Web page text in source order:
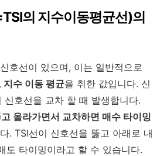
의 지수이동평균선)의
호선이 있으며, 이는 일반적으로
수 이동 평균을 취한 값입니다. 신
신호선을 교차 할 때 발생합니다.
올라가면서 교차하면 매수 타이밍
. TSI선이 신호선을 뚫고 아래로 내
도 타이밍이라고 할 수 있습니다.